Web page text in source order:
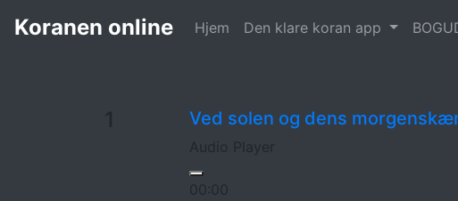
Koranen online Hjem Den klare koran app
Koranen 91. Solen الشمس
Ved solen og dens
Audio Player
00:00